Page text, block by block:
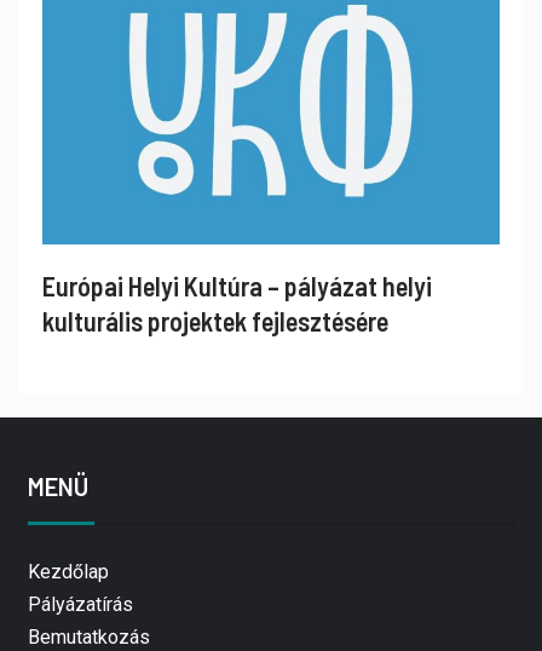
Európai Helyi Kultúra – pályázat helyi
kulturális projektek fejlesztésére
MENÜ
Kezdőlap
Pályázatírás
Bemutatkozás